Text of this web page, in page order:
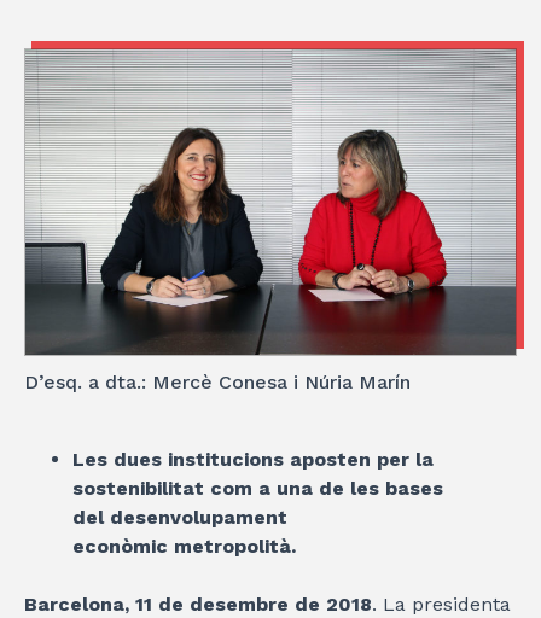
D’esq. a dta.: Mercè Conesa i Núria Marín
Les dues institucions aposten per la
sostenibilitat com a una de les bases
deldesenvolupament
econòmic metropolità.
Barcelona, 11 de desembre de 2018. La presidenta